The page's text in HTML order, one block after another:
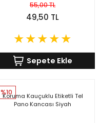
55,00 TL
49,50 TL
Sepete Ekle
%10
Koruma Kauçuklu Etiketli Tel
Pano Kancası Siyah